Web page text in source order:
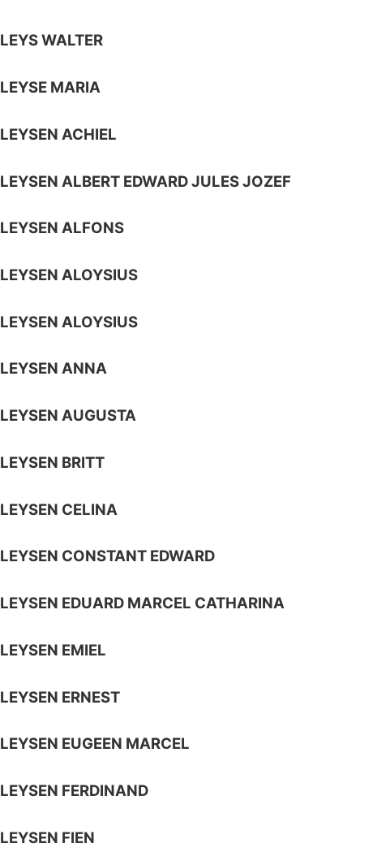
LEYS WALTER
LEYSE MARIA
LEYSEN ACHIEL
LEYSEN ALBERT EDWARD JULES JOZEF
LEYSEN ALFONS
LEYSEN ALOYSIUS
LEYSEN ALOYSIUS
LEYSEN ANNA
LEYSEN AUGUSTA
LEYSEN BRITT
LEYSEN CELINA
LEYSEN CONSTANT EDWARD
LEYSEN EDUARD MARCEL CATHARINA
LEYSEN EMIEL
LEYSEN ERNEST
LEYSEN EUGEEN MARCEL
LEYSEN FERDINAND
LEYSEN FIEN